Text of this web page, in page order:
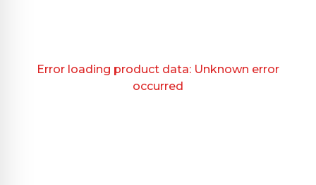
Error loading product data: Unknown error
occurred